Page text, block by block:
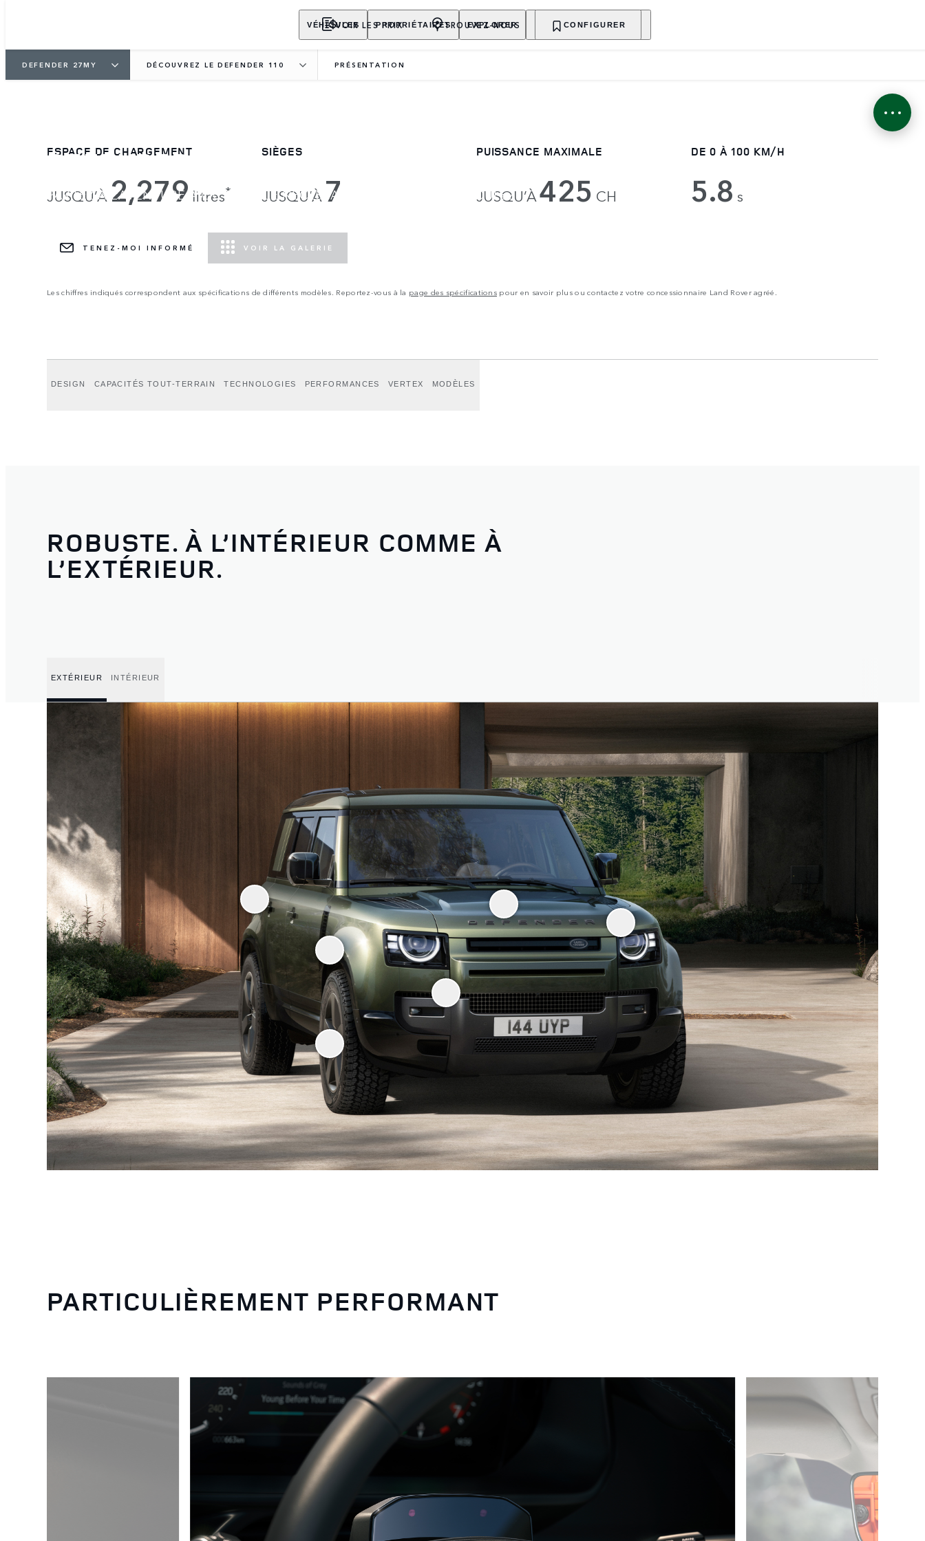
VÉHICULES PROPRIÉTAIRES EXPLORER ACHETER MAINTENANT
VOIR LES PRIX TROUVEZ-NOUS CONFIGURER
DEFENDER 27MY DÉCOUVREZ LE DEFENDER 110 PRÉSENTATION
DEFENDER 110
PARTEZ À L’AVENTURE AVEC TOUT LE NÉCESSAIRE, ALLEZ OÙ VOUS VOULEZ.
LE DEFENDER VERTEX EST DÉSORMAIS DISPONIBLE.
TENEZ-MOI INFORMÉ VOIR LA GALERIE
ESPACE DE CHARGEMENT
JUSQU’À 2,279 litres*
SIÈGES
JUSQU’À 7
PUISSANCE MAXIMALE
JUSQU’À425 CH
DE 0 À 100 KM/H
5.8 s
Les chiffres indiqués correspondent aux spécifications de différents modèles. Reportez-vous à la page des spécifications pour en savoir plus ou contactez votre concessionnaire Land Rover agréé.
DESIGN CAPACITÉS TOUT-TERRAIN TECHNOLOGIES PERFORMANCES VERTEX MODÈLES
ROBUSTE. À L’INTÉRIEUR COMME À
L’EXTÉRIEUR.
EXTÉRIEUR INTÉRIEUR
PARTICULIÈREMENT PERFORMANT